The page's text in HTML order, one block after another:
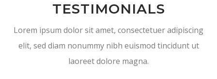
TESTIMONIALS
Lorem ipsum dolor sit amet, consectetuer adipiscing
elit, sed diam nonummy nibh euismod tincidunt ut
laoreet dolore magna.